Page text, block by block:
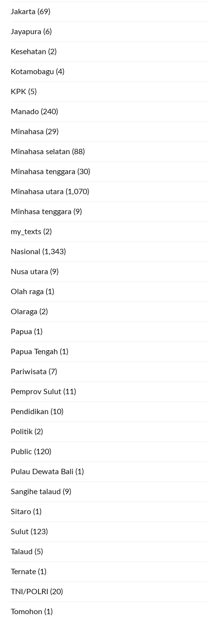
Jakarta (69)
Jayapura (6)
Kesehatan (2)
Kotamobagu (4)
KPK (5)
Manado (240)
Minahasa (29)
Minahasa selatan (88)
Minahasa tenggara (30)
Minahasa utara (1,070)
Minhasa tenggara (9)
my_texts (2)
Nasional (1,343)
Nusa utara (9)
Olah raga (1)
Olaraga (2)
Papua (1)
Papua Tengah (1)
Pariwisata (7)
Pemprov Sulut (11)
Pendidikan (10)
Politik (2)
Public (120)
Pulau Dewata Bali (1)
Sangihe talaud (9)
Sitaro (1)
Sulut (123)
Talaud (5)
Ternate (1)
TNI/POLRI (20)
Tomohon (1)